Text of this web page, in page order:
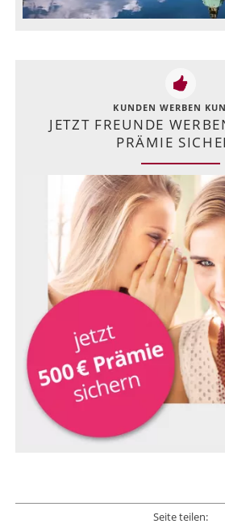
KUNDEN WERBEN
JETZT FREUNDE
PRÄMIE
Seite teilen: